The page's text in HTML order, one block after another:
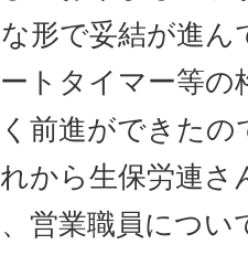
形で妥結が進
トタイマー等の
前進ができた
から生保労連さ
営業職員につい